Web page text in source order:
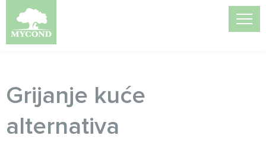
Grijanje kuće
alternativa